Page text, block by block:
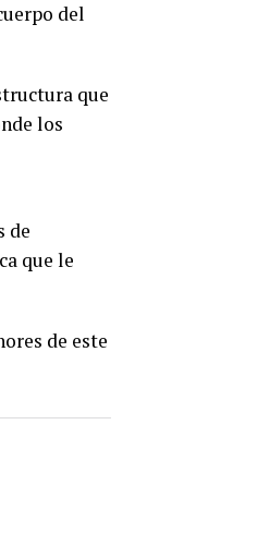
del
que
los
de
que le
de este